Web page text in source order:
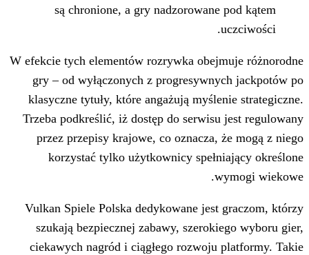
są chronione, a gry
W efekcie tych elementów rozrywka
gry – od wyłączonych z
klasyczne tytuły, które angażują
Trzeba podkreślić, iż dostęp do
przez przepisy krajowe, co
korzystać tylko użytkownicy
Vulkan Spiele Polska dedykowane
szukają bezpiecznej zabawy,
ciekawych nagród i ciągłego